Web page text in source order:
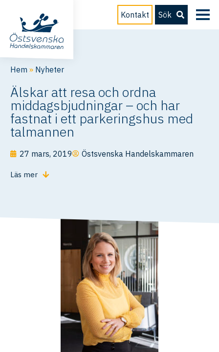
Kontakt Sök
Hem » Nyheter
Älskar att resa och ordna
middagsbjudningar – och har
fastnat i ett parkeringshus med
talmannen
27 mars, 2019 Östsvenska Handelskammaren
Läs mer